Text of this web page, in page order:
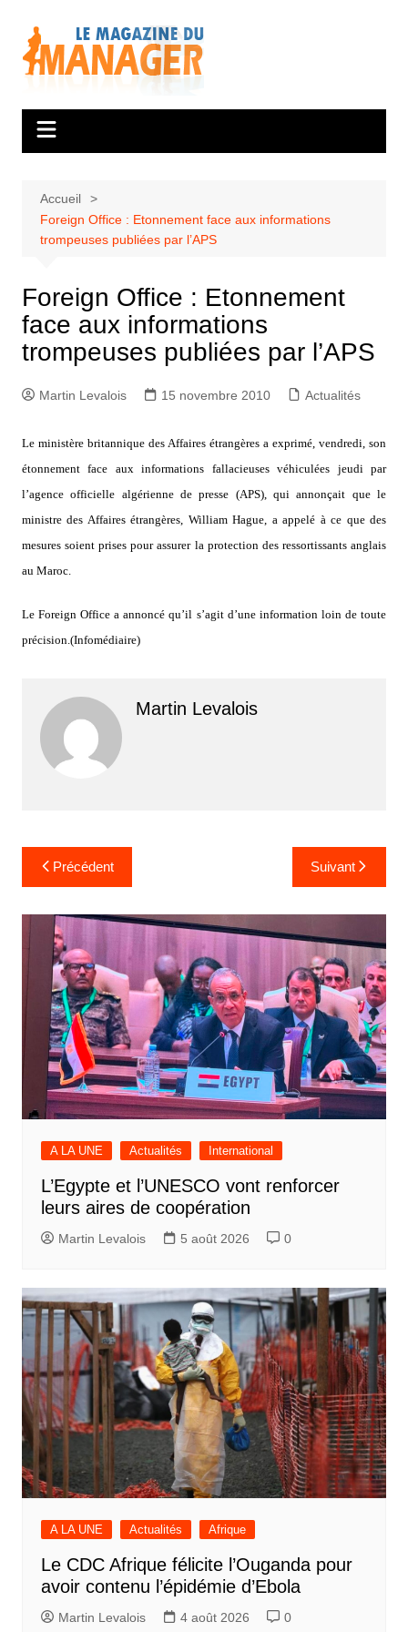
contenu
Accueil
Foreign Office : Etonnement face aux informations
trompeuses publiées par l’APS
Foreign Office : Etonnement
face aux informations
trompeuses publiées par l’APS
Martin Levalois 15 novembre 2010 Actualités
Le ministère britannique des Affaires étrangères a exprimé, vendredi, son
étonnement face aux informations fallacieuses véhiculées jeudi par
l’agence officielle algérienne de presse (APS), qui annonçait que le
ministre des Affaires étrangères, William Hague, a appelé à ce que des
mesures soient prises pour assurer la protection des ressortissants anglais
au Maroc.
Le Foreign Office a annoncé qu’il s’agit d’une information loin de toute
précision.(Infomédiaire)
Martin Levalois
Navigation
de
l’article
Précédent Suivant
A LA UNE Actualités International
L’Egypte et l’UNESCO vont renforcer
leurs aires de coopération
Martin Levalois 5 août 2026 0
A LA UNE Actualités Afrique
Le CDC Afrique félicite l’Ouganda pour
avoir contenu l’épidémie d’Ebola
Martin Levalois 4 août 2026 0